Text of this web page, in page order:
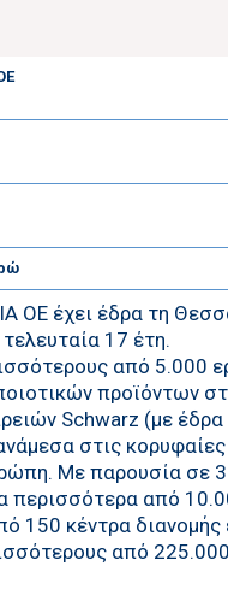
ΟΕ έχει έδρα τη
17 έτη.
από 5.000
προϊόντων
Schwarz (με
στις
Με παρουσία σε
περισσότερα από
150 κέντρα
από